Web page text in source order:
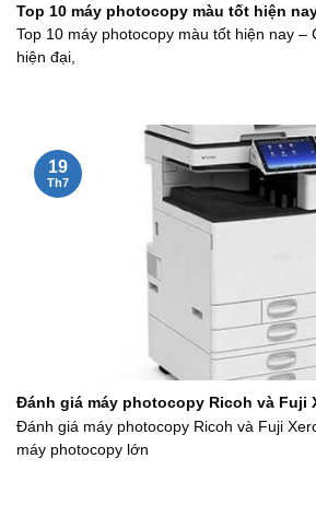
Top 10 máy photocopy màu tốt hiện
Top 10 máy photocopy màu tốt hiện nay –
hiện đại,
Đánh giá máy photocopy Ricoh và Fuji
Đánh giá máy photocopy Ricoh và Fuji
máy photocopy lớn
19
Th7